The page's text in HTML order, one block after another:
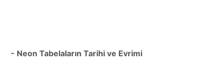
- Neon Tabelaların Tarihi ve Evrimi